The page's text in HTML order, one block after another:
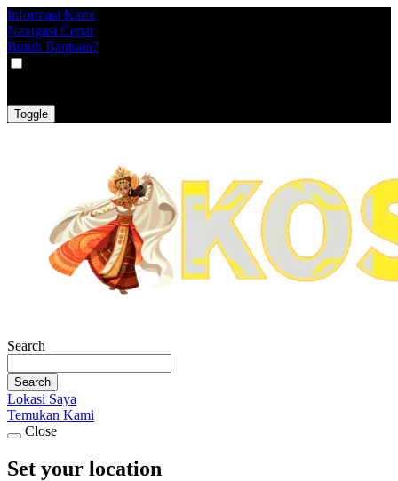
Informasi Kami
Navigasi Cepat
Butuh Bantuan?
Toggle
Search
Search
Lokasi Saya
Temukan Kami
Close
Set your location